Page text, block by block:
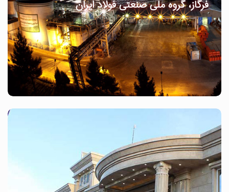
فرگاز، گروه ملی صنعتی فولاد ایران